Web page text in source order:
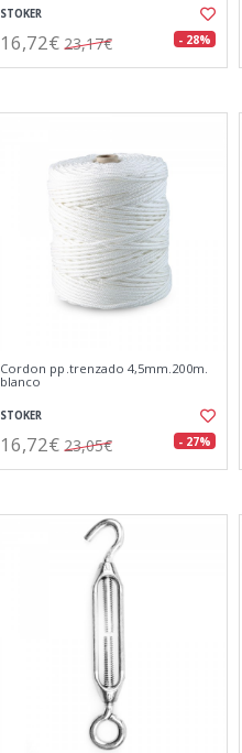
STOKER
16,72€ 23,17€ - 28%
Cordon pp.trenzado 4,5mm.200m.
blanco
STOKER
16,72€ 23,05€ - 27%